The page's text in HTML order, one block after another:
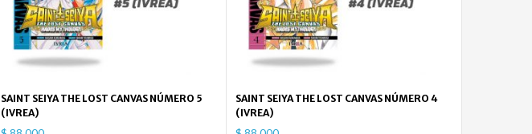
SAINT SEIYA THE LOST CANVAS NÚMERO 5
(IVREA)
SAINT SEIYA THE LOST CANVAS NÚMERO 4
(IVREA)